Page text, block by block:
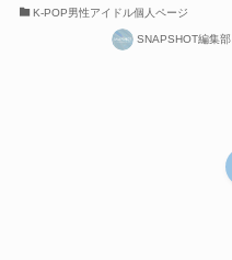
K-POP男性アイドル個人ページ
SNAPSHOT編集部